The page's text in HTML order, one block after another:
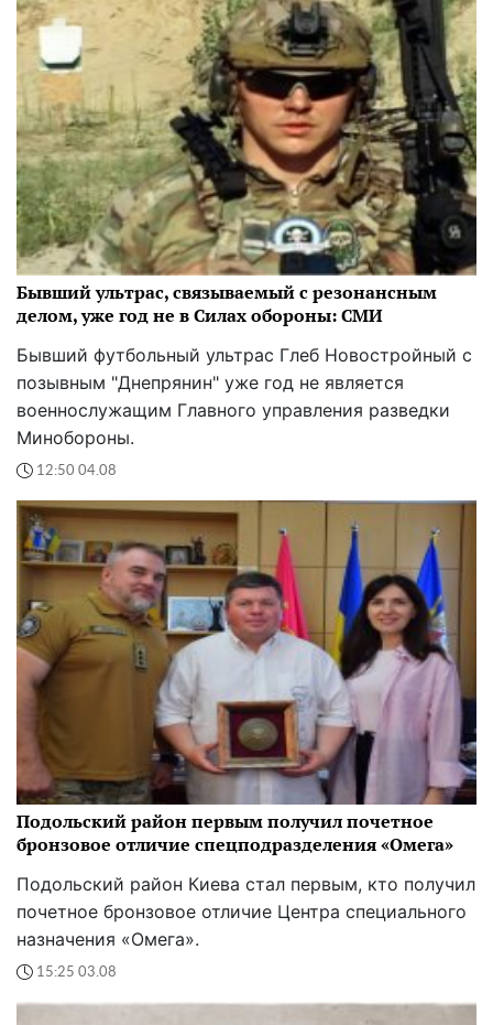
Бывший ультрас, связываемый с резонансным
делом, уже год не в Силах обороны: СМИ
Бывший футбольный ультрас Глеб Новостройный с
позывным "Днепрянин" уже год не является
военнослужащим Главного управления разведки
Минобороны.
12:50 04.08
Подольский район первым получил почетное
бронзовое отличие спецподразделения «Омега»
Подольский район Киева стал первым, кто получил
почетное бронзовое отличие Центра специального
назначения «Омега».
15:25 03.08